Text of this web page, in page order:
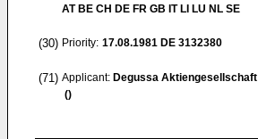
AT BE CH DE FR GB IT LI LU NL SE
(30) Priority: 17.08.1981 DE 3132380
(71) Applicant: Degussa Aktiengesellschaft
()